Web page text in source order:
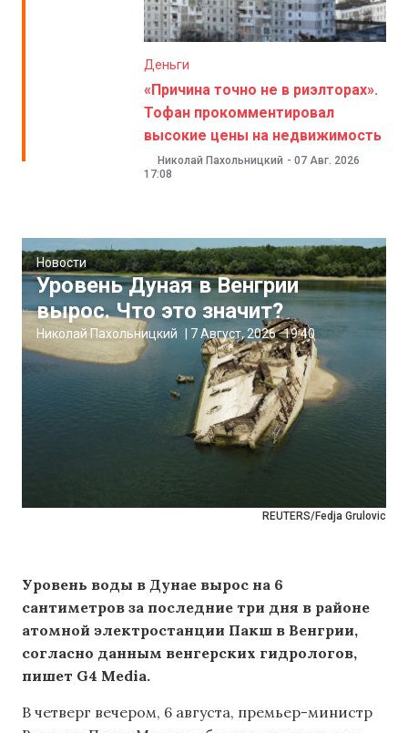
Деньги
«Причина точно не в риэлторах».
Тофан прокомментировал
высокие цены на недвижимость
Николай Пахольницкий - 07 Авг. 2026
17:08
REUTERS/Fedja Grulovic
Новости
Уровень Дуная в Венгрии
вырос. Что это значит?
Николай Пахольницкий 7 Август, 2026 19:40
Уровень воды в Дунае вырос на 6
сантиметров за последние три дня в районе
атомной электростанции Пакш в Венгрии,
согласно данным венгерских гидрологов,
пишет G4 Media.
В четверг вечером, 6 августа, премьер-министр